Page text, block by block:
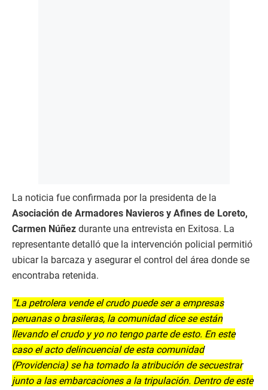
La noticia fue confirmada por la presidenta de la
Asociación de Armadores Navieros y Afines de Loreto,
Carmen Núñez durante una entrevista en Exitosa. La
representante detalló que la intervención policial permitió
ubicar la barcaza y asegurar el control del área donde se
encontraba retenida.
“La petrolera vende el crudo puede ser a empresas
peruanas o brasileras, la comunidad dice se están
llevando el crudo y yo no tengo parte de esto. En este
caso el acto delincuencial de esta comunidad
(Providencia) se ha tomado la atribución de secuestrar
junto a las embarcaciones a la tripulación. Dentro de este